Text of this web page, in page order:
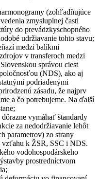
(zohľadňujúce
zmysluplnej časti
do prevádzkyschopného
udržiavanie tohto stavu;
medzi balíkmi
v transferoch medzi
správou ciest
(NDS), ako aj
podriadenými
zásadu, že najprv
a čo potrebujeme. Na ďalší
vymáhať štandardy
za nedodržiavanie lehôt
parametrov) zo strany
vzťahu k ŽSR, SSC i NDS.
vodohospodárskeho
prostredníctvom